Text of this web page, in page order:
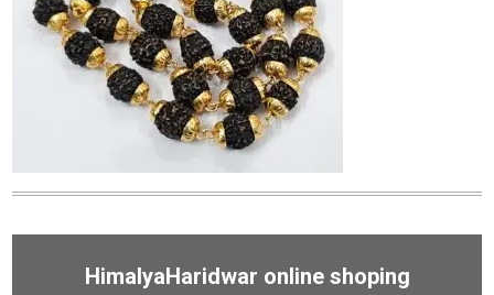
HimalyaHaridwar online shoping